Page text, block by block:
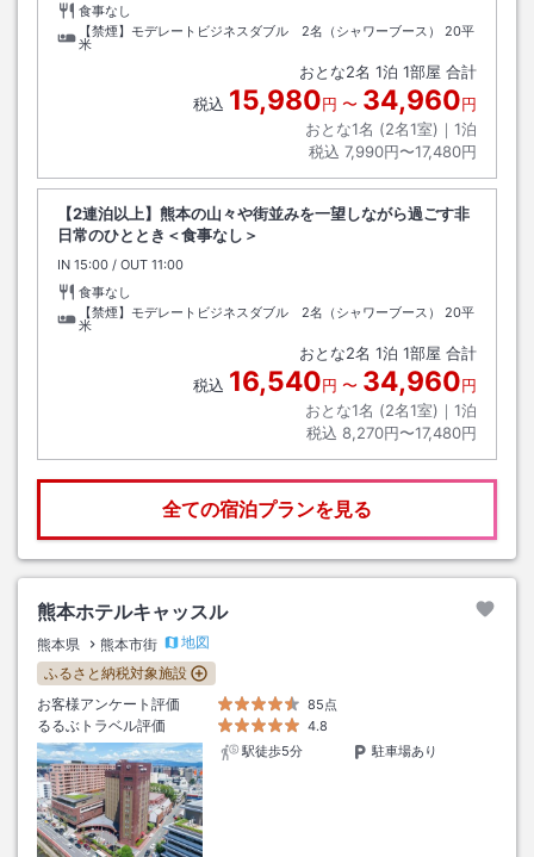
食事なし
【禁煙】モデレートビジネスダブル 2名（シャワーブース）
20平
米
おとな2名 1泊 1部屋 合計
税込 15,980円 〜 34,960円
おとな1名 (2名1室)｜ 1泊
税込 7,990円〜17,480円
【2連泊以上】熊本の山々や街並みを一望しながら過ごす非
日常のひととき＜食事なし＞
IN チェックイン
15:00 / OUT チェックアウト
11:00
食事なし
【禁煙】モデレートビジネスダブル 2名（シャワーブース）
20平
米
おとな2名 1泊 1部屋 合計
税込 16,540円 〜 34,960円
おとな1名 (2名1室)｜ 1泊
税込 8,270円〜17,480円
全ての宿泊プランを見る
熊本ホテルキャッスル
熊本県 熊本市街
地図
ふるさと納税対象施設
お客様アンケート評価
85点
るるぶトラベル評価
4.8
駅徒歩5分
駐車場あり